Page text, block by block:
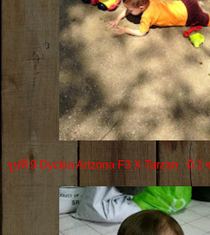
รูปที่ 9 Dyckia Arizona F3 X Tarzan มี 1